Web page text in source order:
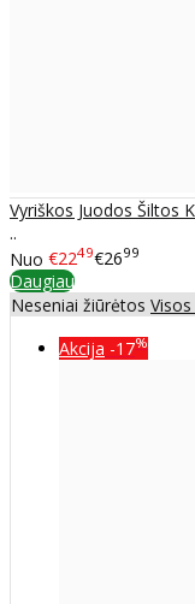
Vyriškos Juodos Šiltos
..
Nuo €2249€2699
Daugiau
Neseniai žiūrėtos
Akcija -17%